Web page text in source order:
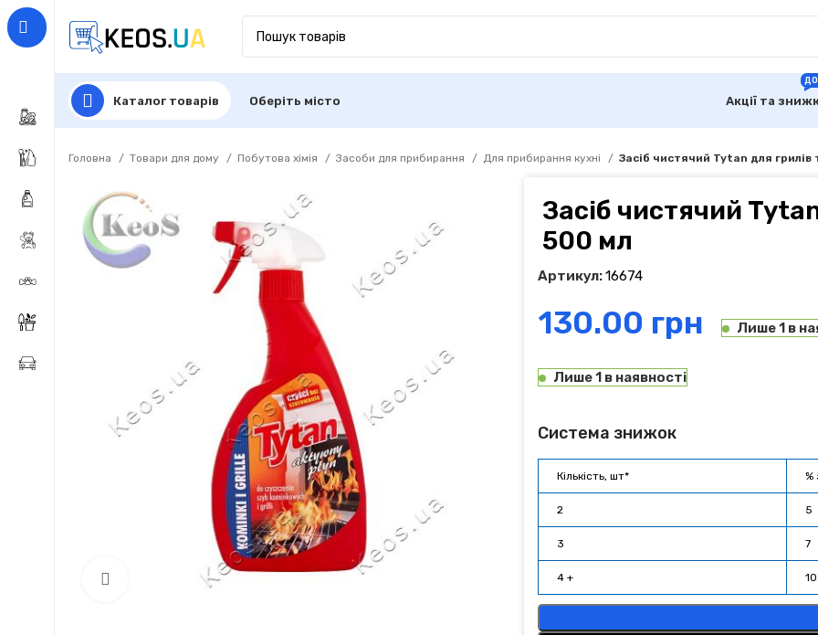
Каталог товарів Оберіть місто Акції та
ДО
Головна Товари для дому Побутова хімія Засоби для прибирання Для прибирання кухні Засіб чистячий Tytan для грилів
Click to enlarge
Засіб чистячий
500 мл
Артикул:16674
грн Лише 1 в
Лише 1 в наявності
Система знижок
Кількість, шт* %
2 5
3 7
4 + 10